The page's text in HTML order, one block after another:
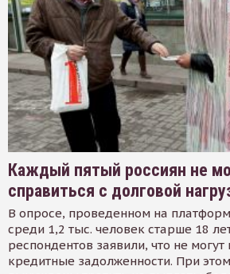
Каждый пятый россиян не
справиться с долговой
В опросе, проведенном на
среди 1,2 тыс. человек старше 18
респондентов заявили, что не
кредитные задолженности. При